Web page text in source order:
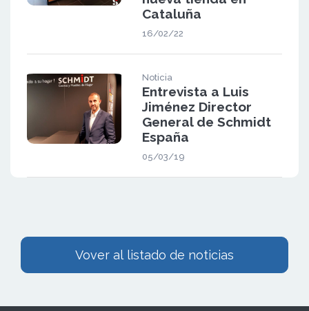
Cataluña
16/02/22
Noticia
Entrevista a Luis
Jiménez Director
General de Schmidt
España
05/03/19
Vover al listado de noticias